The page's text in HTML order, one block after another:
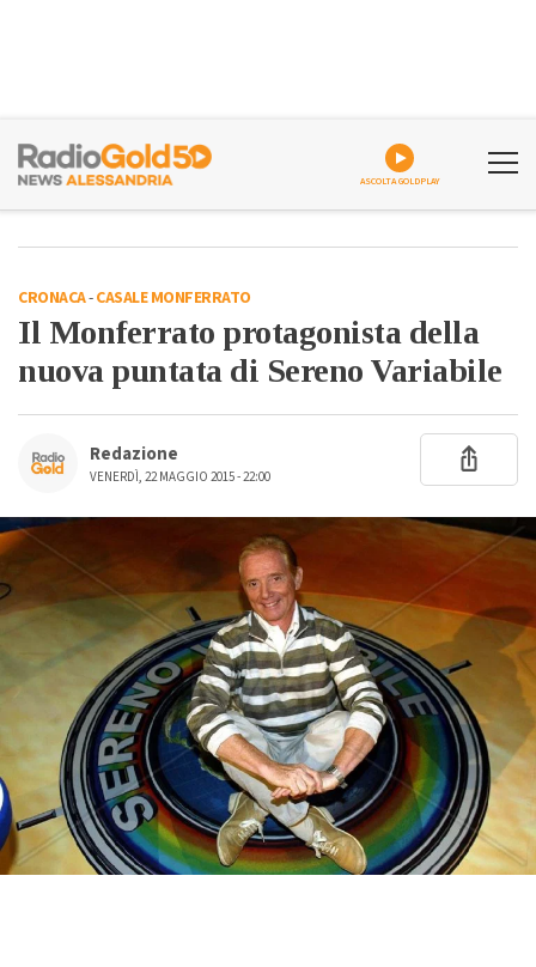
ASCOLTA GOLDPLAY
CRONACA-CASALE MONFERRATO
Il Monferrato protagonista della
nuova puntata di Sereno Variabile
Redazione
VENERDÌ, 22 MAGGIO 2015 - 22:00